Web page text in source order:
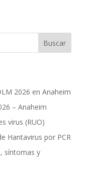
Buscar
2026 en Anaheim
– Anaheim
virus (RUO)
Hantavirus por PCR
síntomas y